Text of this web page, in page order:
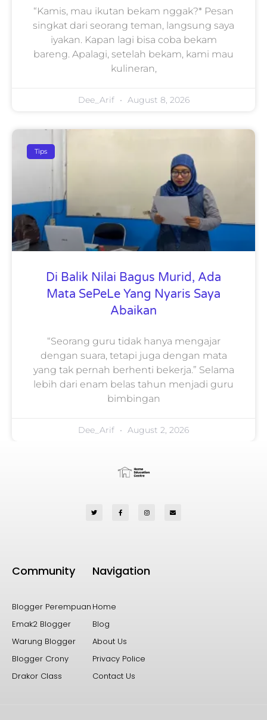
“Kamis, mau ikutan bekam nggak?* Pesan
singkat dari seorang teman, langsung saya
iyakan. Kapan lagi bisa coba bekam
bareng. Apalagi, setelah bekam, kami mau
kulineran,
Dee_Arif August 8, 2026
Tips
Di Balik Nilai Bagus Murid, Ada
Mata SePeLe Yang Nyaris Saya
Abaikan
“Seorang guru tidak hanya mengajar
dengan suara, tetapi juga dengan mata
yang tak pernah berhenti bekerja.” Selama
lebih dari enam belas tahun menjadi guru
bimbingan
Dee_Arif August 2, 2026
Community
Blogger Perempuan
Emak2 Blogger
Warung Blogger
Blogger Crony
Drakor Class
Navigation
Home
Blog
About Us
Privacy Police
Contact Us